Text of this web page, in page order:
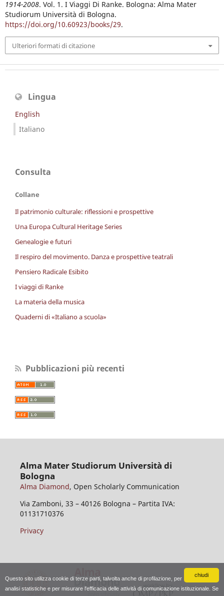
chiudi
Questo sito utilizza cookie di terze parti, talvolta anche di profilazione, per
analisi statistiche e per misurare l'efficacia delle attività di comunicazione istituzionale. Se
1914-2008. Vol. 1. I Viaggi Di Ranke. Bologna: Alma Mater
Studiorum Università di Bologna.
https://doi.org/10.60923/books/29.
Ulteriori formati di citazione
Lingua
English
Italiano
Consulta
Collane
Il patrimonio culturale: riflessioni e prospettive
Una Europa Cultural Heritage Series
Genealogie e futuri
Il respiro del movimento. Danza e prospettive teatrali
Pensiero Radicale Esibito
I viaggi di Ranke
La materia della musica
Quaderni di «Italiano a scuola»
Pubblicazioni più recenti
Alma Mater Studiorum Università di
Bologna
Alma Diamond, Open Scholarly Communication
Via Zamboni, 33 – 40126 Bologna – Partita IVA:
01131710376
Privacy